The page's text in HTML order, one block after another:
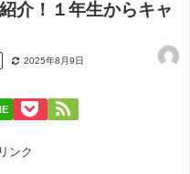
介！１年生からキャ
2025年8月9日
ンク